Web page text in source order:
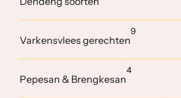
Varkensvlees gerechten
9
Pepesan & Brengkesan
4